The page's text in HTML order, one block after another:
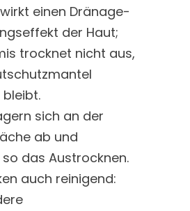
einen Dränage-
der Haut;
trocknet nicht aus,
sich an der
ab und
das Austrocknen.
auch reinigend: